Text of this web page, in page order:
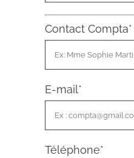
Contact Compta*
E-mail*
Téléphone*